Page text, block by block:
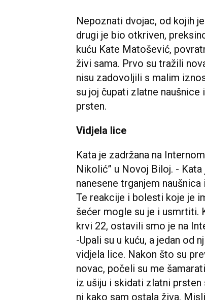
Nepoznati dvojac, od kojih
drugi je bio otkriven,
kuću Kate Matošević,
živi sama. Prvo su tražili
nisu zadovoljili s malim
su joj čupati zlatne
prsten.
Vidjela lice
Kata je zadržana na
Nikolić” u Novoj Biloj. -
nanesene trganjem
Te reakcije i bolesti koje je
šećer mogle su je i usmrtiti.
krvi 22, ostavili smo je na
-Upali su u kuću, a jedan od
vidjela lice. Nakon što su
novac, počeli su me
iz ušiju i skidati zlatni
ni kako sam ostala živa.